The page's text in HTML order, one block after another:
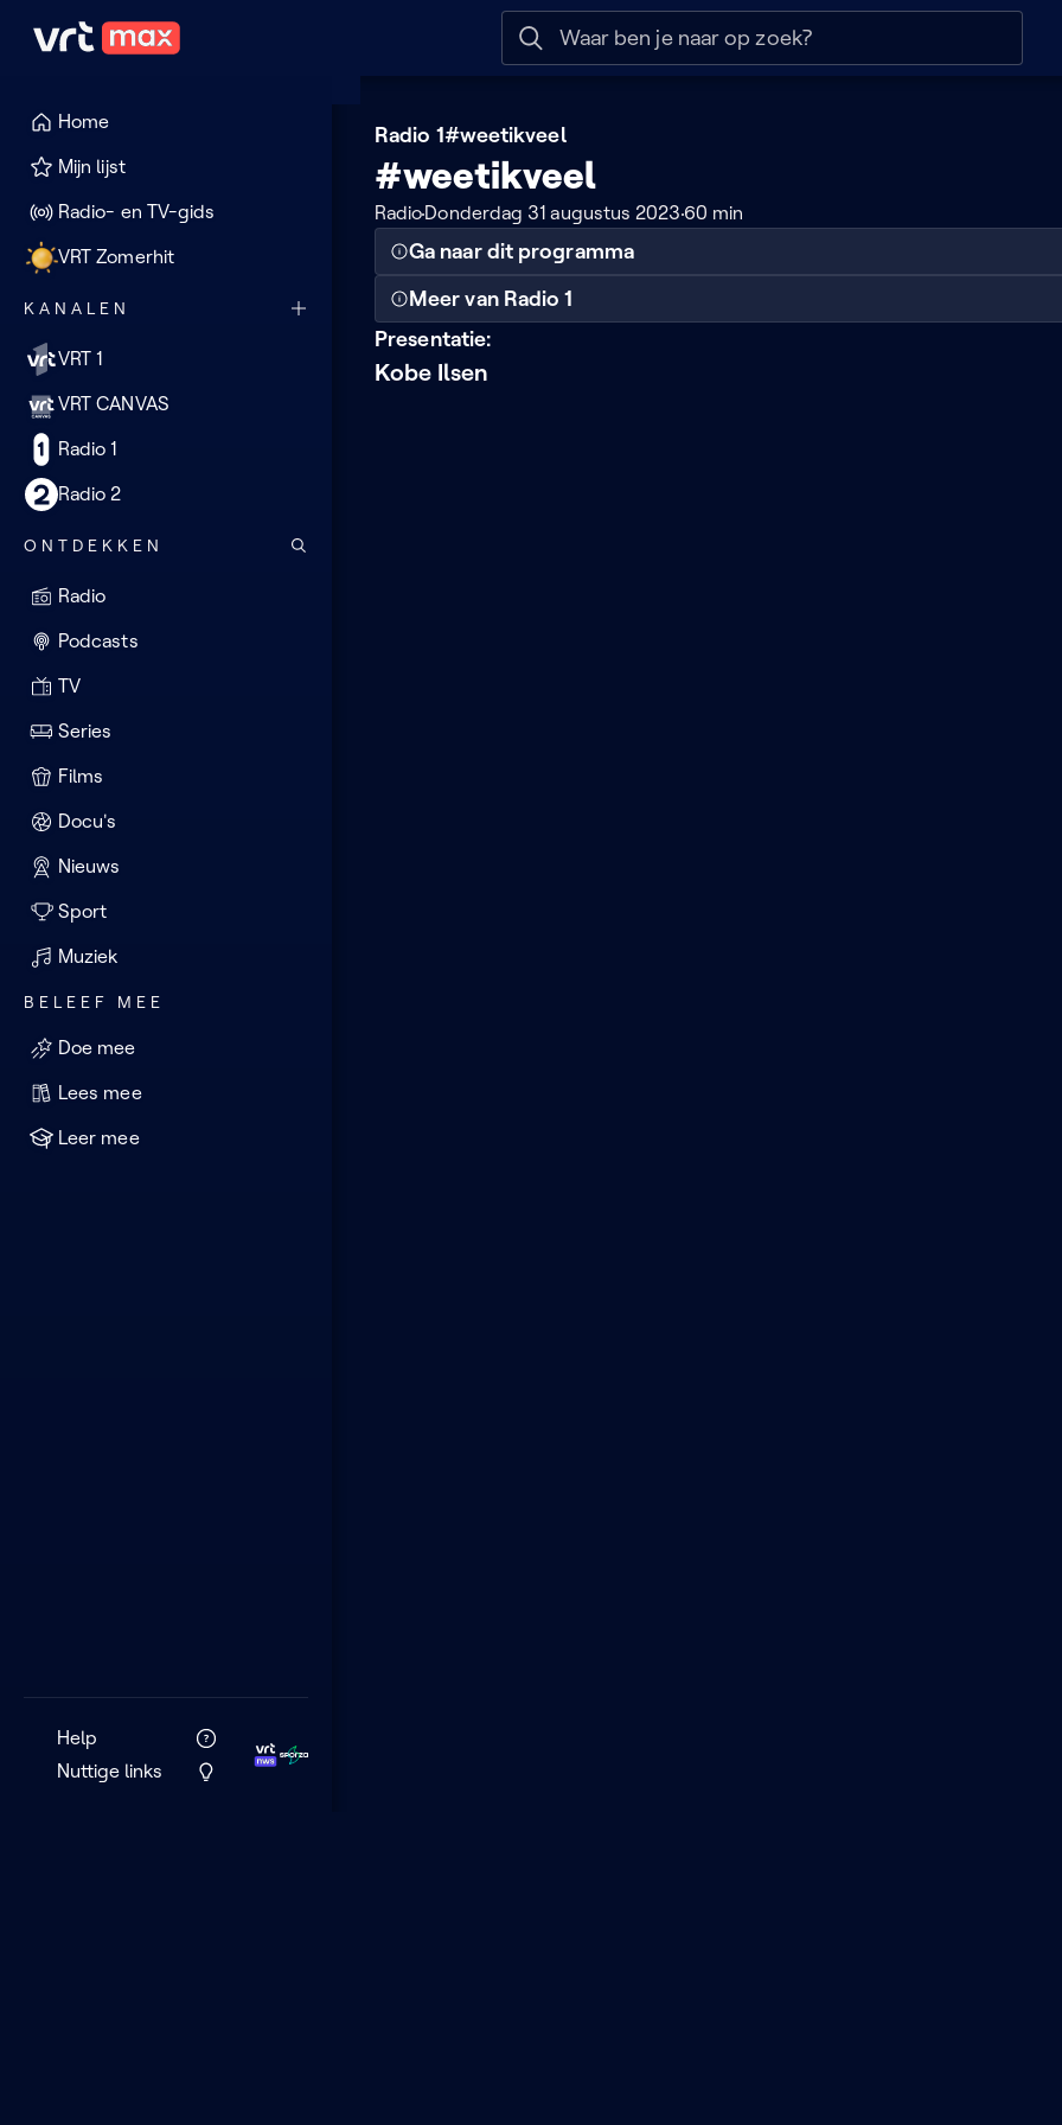
Naar hoofdinhoud Naar help
Home
Mijn lijst
Radio- en TV-gids
VRT Zomerhit
KANALEN
VRT 1
VRT CANVAS
Radio 1
Radio 2
ONTDEKKEN
Radio
Podcasts
TV
Series
Films
Docu's
Nieuws
Sport
Muziek
BELEEF MEE
Doe mee
Lees mee
Leer mee
Help
Nuttige links
Radio 1#weetikveel
#weetikveel
Radio Donderdag 31 augustus 2023 60 min
Ga naar dit programma
Meer van Radio 1
Presentatie:
Kobe Ilsen